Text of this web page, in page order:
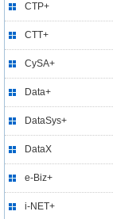
CTP+
CTT+
CySA+
Data+
DataSys+
DataX
e-Biz+
i-NET+